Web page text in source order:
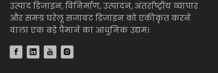
उत्पाद डिजाइन, विनिर्माण, उत्पादन, अंतर्राष्ट्रीय व्यापार
और समग्र घरेलू सजावट डिजाइन को एकीकृत करने
वाला एक बड़े पैमाने का आधुनिक उद्यम।